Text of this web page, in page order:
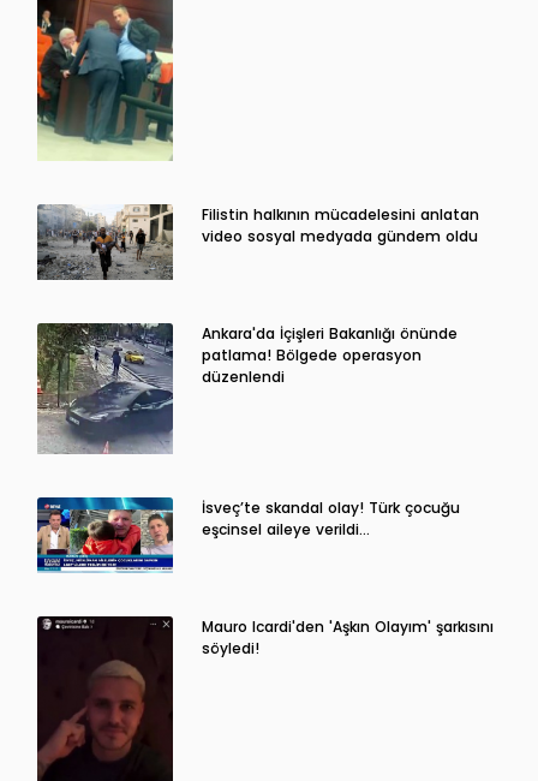
Filistin halkının mücadelesini anlatan
video sosyal medyada gündem oldu
Ankara'da İçişleri Bakanlığı önünde
patlama! Bölgede operasyon
düzenlendi
İsveç’te skandal olay! Türk çocuğu
eşcinsel aileye verildi…
Mauro Icardi'den 'Aşkın Olayım' şarkısını
söyledi!